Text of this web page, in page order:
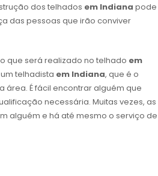
dos telhados em Indiana pode
das pessoas que irão conviver
que será realizado no telhado em
telhadista em Indiana, que é o
área. É fácil encontrar alguém que
necessária. Muitas vezes, as
alguém e há até mesmo o serviço de